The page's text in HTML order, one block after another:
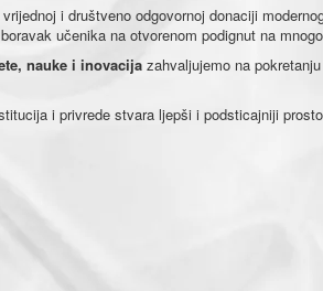
i društveno odgovornoj donaciji
učenika na otvorenom podignut na
nauke i inovacija zahvaljujemo na
i privrede stvara ljepši i podsticajniji